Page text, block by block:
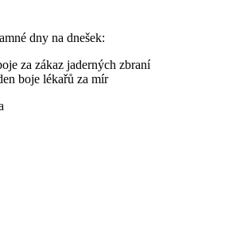
dny na dnešek:
za zákaz jaderných zbraní
boje lékařů za mír